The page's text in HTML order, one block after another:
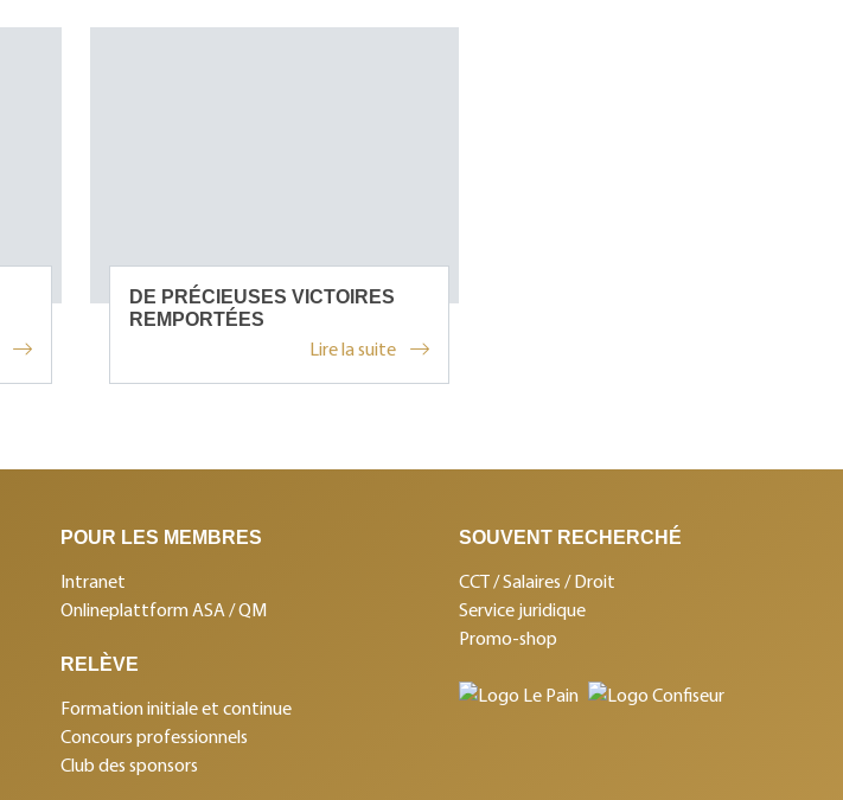
DE PRÉCIEUSES VICTOIRES
REMPORTÉES
Lire la suite
POUR LES MEMBRES
Intranet
Onlineplattform ASA / QM
RELÈVE
Formation initiale et continue
Concours professionnels
Club des sponsors
SOUVENT RECHERCHÉ
CCT / Salaires / Droit
Service juridique
Promo-shop